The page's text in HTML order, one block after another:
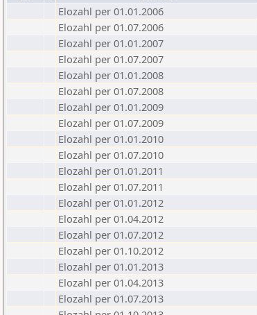
Elozahl per 01.01.2006
Elozahl per 01.07.2006
Elozahl per 01.01.2007
Elozahl per 01.07.2007
Elozahl per 01.01.2008
Elozahl per 01.07.2008
Elozahl per 01.01.2009
Elozahl per 01.07.2009
Elozahl per 01.01.2010
Elozahl per 01.07.2010
Elozahl per 01.01.2011
Elozahl per 01.07.2011
Elozahl per 01.01.2012
Elozahl per 01.04.2012
Elozahl per 01.07.2012
Elozahl per 01.10.2012
Elozahl per 01.01.2013
Elozahl per 01.04.2013
Elozahl per 01.07.2013